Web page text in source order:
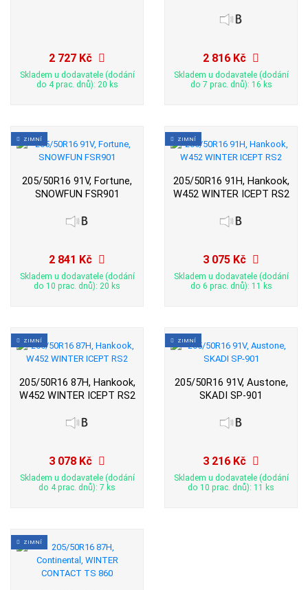
2 727 Kč
Skladem u dodavatele (dodání
do 4 prac. dnů): 20 ks
2 816 Kč
Skladem u dodavatele (dodání
do 7 prac. dnů): 16 ks
ZIMNÍ
205/50R16 91V, Fortune,
SNOWFUN FSR901
2 841 Kč
Skladem u dodavatele (dodání
do 10 prac. dnů): 20 ks
ZIMNÍ
205/50R16 91H, Hankook,
W452 WINTER ICEPT RS2
3 075 Kč
Skladem u dodavatele (dodání
do 6 prac. dnů): 11 ks
ZIMNÍ
205/50R16 87H, Hankook,
W452 WINTER ICEPT RS2
3 078 Kč
Skladem u dodavatele (dodání
do 4 prac. dnů): 7 ks
ZIMNÍ
205/50R16 91V, Austone,
SKADI SP-901
3 216 Kč
Skladem u dodavatele (dodání
do 10 prac. dnů): 11 ks
ZIMNÍ